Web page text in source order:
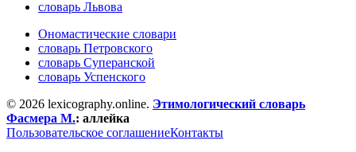
словарь Львова
Ономастические словари
словарь Петровского
словарь Суперанской
словарь Успенского
© 2026 lexicography.online. Этимологический словарь
Фасмера М.: аллейка
Пользовательское соглашениеКонтакты